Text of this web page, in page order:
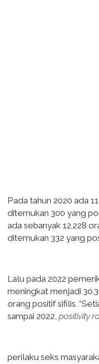
Pada tahun 2020 ada
ditemukan 300 yang
ada sebanyak 12.228
ditemukan 332 yang
Lalu pada 2022
meningkat menjadi
orang positif sifilis.
sampai 2022, positivity
perilaku seks